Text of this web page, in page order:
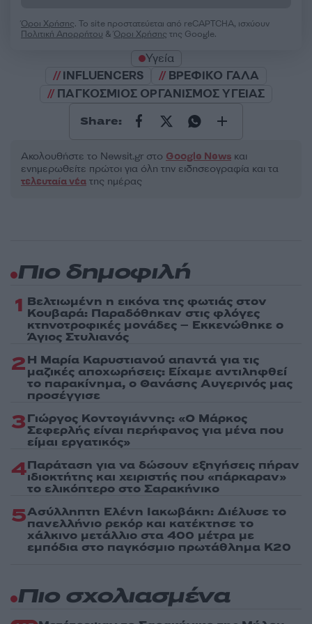
Όροι Χρήσης. Το site προστατεύεται από reCAPTCHA, ισχύουν
Πολιτική Απορρήτου &Όροι Χρήσης της Google.
Υγεία
INFLUENCERS
ΒΡΕΦΙΚΟ ΓΑΛΑ
ΠΑΓΚΟΣΜΙΟΣ ΟΡΓΑΝΙΣΜΟΣ ΥΓΕΙΑΣ
Share:
Ακολουθήστε το Νewsit.gr στο Google News και
ενημερωθείτε πρώτοι για όλη την ειδησεογραφία και τα
τελευταία νέα της ημέρας
Πιο δημοφιλή
1 Βελτιωμένη η εικόνα της φωτιάς στον
Κουβαρά: Παραδόθηκαν στις φλόγες
κτηνοτροφικές μονάδες – Εκκενώθηκε ο
Άγιος Στυλιανός
2Η Μαρία Καρυστιανού απαντά για τις
μαζικές αποχωρήσεις: Είχαμε αντιληφθεί
το παρακίνημα, ο Θανάσης Αυγερινός μας
προσέγγισε
3Γιώργος Κοντογιάννης: «Ο Μάρκος
Σεφερλής είναι περήφανος για μένα που
είμαι εργατικός»
4Παράταση για να δώσουν εξηγήσεις πήραν
ιδιοκτήτης και χειριστής που «πάρκαραν»
το ελικόπτερο στο Σαρακήνικο
5Ασύλληπτη Ελένη Ιακωβάκη: Διέλυσε το
πανελλήνιο ρεκόρ και κατέκτησε το
χάλκινο μετάλλιο στα 400 μέτρα με
εμπόδια στο παγκόσμιο πρωτάθλημα Κ20
Πιο σχολιασμένα